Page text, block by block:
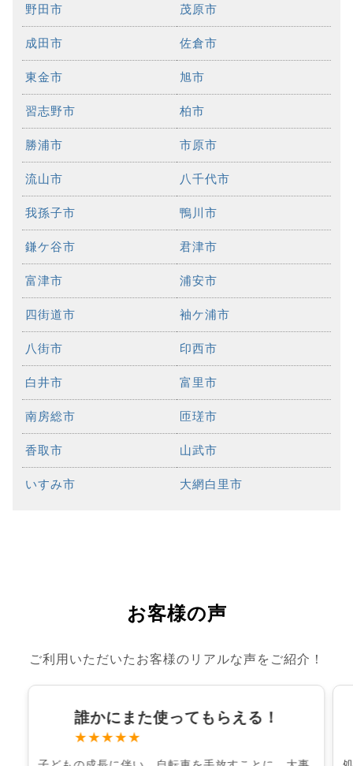
野田市 茂原市
成田市 佐倉市
東金市 旭市
習志野市 柏市
勝浦市 市原市
流山市 八千代市
我孫子市 鴨川市
鎌ケ谷市 君津市
富津市 浦安市
四街道市 袖ケ浦市
八街市 印西市
白井市 富里市
南房総市 匝瑳市
香取市 山武市
いすみ市 大網白里市
お客様の声
ご利用いただいたお客様のリアルな声をご紹介！
誰かにまた使ってもらえる！
★★★★★